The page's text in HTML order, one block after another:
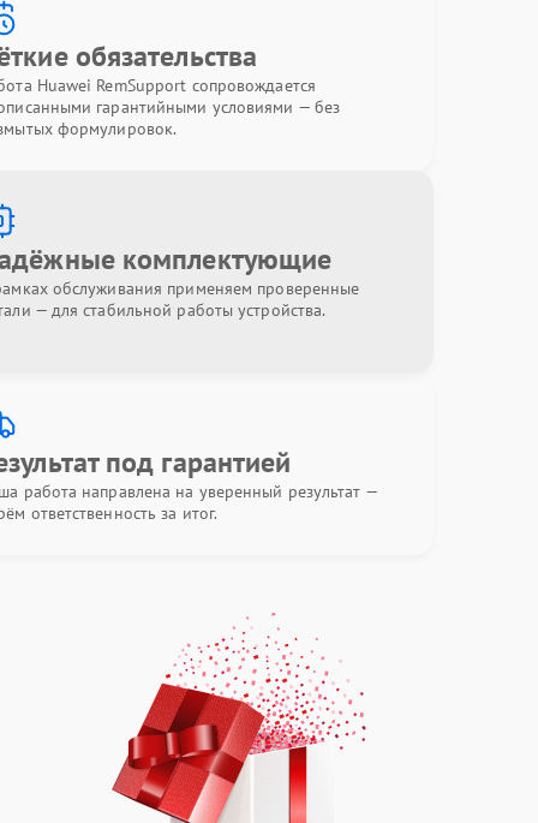
обязательства
Huawei RemSupport сопровождается
гарантийными условиями — без
формулировок.
комплектующие
обслуживания применяем проверенные
— для стабильной работы устройства.
под гарантией
работа направлена на уверенный результат —
ответственность за итог.